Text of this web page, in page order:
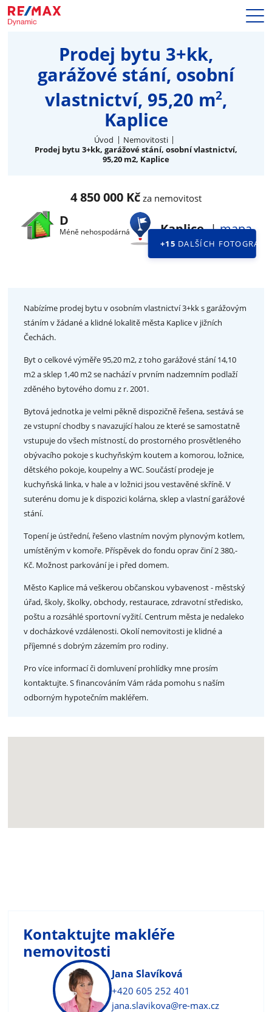
Naše služby
Nemovitosti
Blog
Kariéra
Hypotéky
Kontakty
Prodej bytu 3+kk,
garážové stání, osobní
vlastnictví, 95,20 m2,
Kaplice
Úvod
Nemovitosti
Prodej bytu 3+kk, garážové stání, osobní vlastnictví,
95,20 m2, Kaplice
4 850 000 Kč za nemovitost
D
Méně nehospodárná Kaplice|mapa
+15 DALŠÍCH FOTOGRAFII
Nabízíme prodej bytu v osobním vlastnictví 3+kk s garážovým
stáním v žádané a klidné lokalitě města Kaplice v jižních
Čechách.
Byt o celkové výměře 95,20 m2, z toho garážové stání 14,10
m2 a sklep 1,40 m2 se nachází v prvním nadzemním podlaží
zděného bytového domu z r. 2001.
Bytová jednotka je velmi pěkně dispozičně řešena, sestává se
ze vstupní chodby s navazující halou ze které se samostatně
vstupuje do všech místností, do prostorného prosvětleného
obývacího pokoje s kuchyňským koutem a komorou, ložnice,
dětského pokoje, koupelny a WC. Součástí prodeje je
kuchyňská linka, v hale a v ložnici jsou vestavěné skříně. V
suterénu domu je k dispozici kolárna, sklep a vlastní garážové
stání.
Topení je ústřední, řešeno vlastním novým plynovým kotlem,
umístěným v komoře. Příspěvek do fondu oprav činí 2 380,-
Kč. Možnost parkování je i před domem.
Město Kaplice má veškerou občanskou vybavenost - městský
úřad, školy, školky, obchody, restaurace, zdravotní středisko,
poštu a rozsáhlé sportovní vyžití. Centrum města je nedaleko
v docházkové vzdálenosti. Okolí nemovitosti je klidné a
příjemné s dobrým zázemím pro rodiny.
Pro více informací či domluvení prohlídky mne prosím
kontaktujte. S financováním Vám ráda pomohu s naším
odborným hypotečním makléřem.
Kontaktujte makléře
nemovitosti
Jana Slavíková
+420 605 252 401
jana.slavikova@re-max.cz